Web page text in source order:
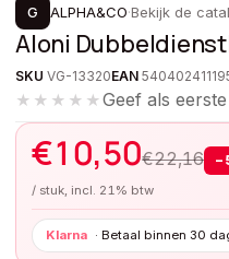
G ALPHA&CO·Bekijk de
Aloni
SKU VG-13320EAN
★★★★★Geef als
€10,50€22,16 −
/ stuk, incl. 21% btw
Klarna · Betaal binnen 30